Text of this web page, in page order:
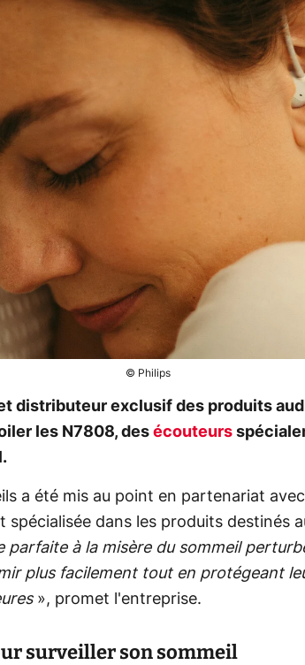
© Philips
distributeur exclusif des produits
les N7808, des écouteurs
a été mis au point en partenariat
spécialisée dans les produits destinés
parfaite à la misère du sommeil
plus facilement tout en protégeant
», promet l'entreprise.
surveiller son sommeil